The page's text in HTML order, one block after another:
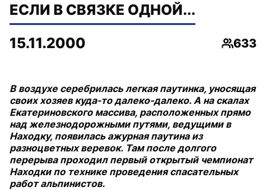
ЕСЛИ В СВЯЗКЕ ОДНОЙ...
15.11.2000
633
В воздухе серебрилась легкая паутинка, уносящая
своих хозяев куда-то далеко-далеко. А на скалах
Екатериновского массива, расположенных прямо
над железнодорожными путями, ведущими в
Находку, появилась ажурная паутина из
разноцветных веревок. Там после долгого
перерыва проходил первый открытый чемпионат
Находки по технике проведения спасательных
работ альпинистов.